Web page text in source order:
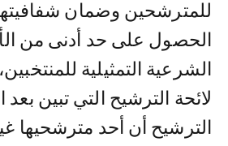
للمترشحين وضمان
الحصول على حد أدنى من
الشرعية التمثيلية
لائحة الترشيح التي تبين
الترشيح أن أحد مترشحيها